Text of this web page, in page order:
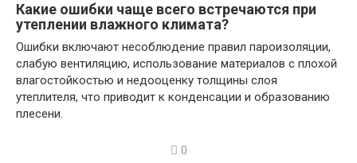
Какие ошибки чаще всего встречаются при
утеплении влажного климата?
Ошибки включают несоблюдение правил пароизоляции,
слабую вентиляцию, использование материалов с плохой
влагостойкостью и недооценку толщины слоя
утеплителя, что приводит к конденсации и образованию
плесени.
0